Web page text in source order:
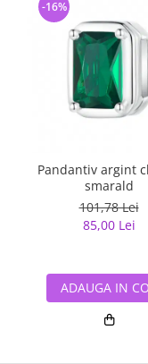
Pandantiv argint
smarald
101,78 Lei
85,00 Lei
-16%
ADAUGA IN